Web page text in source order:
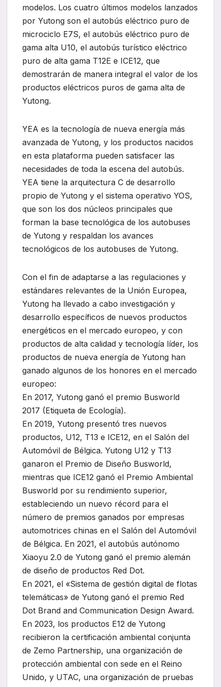
modelos. Los cuatro últimos modelos lanzados
por Yutong son el autobús eléctrico puro de
microciclo E7S, el autobús eléctrico puro de
gama alta U10, el autobús turístico eléctrico
puro de alta gama T12E e ICE12, que
demostrarán de manera integral el valor de los
productos eléctricos puros de gama alta de
Yutong.
YEA es la tecnología de nueva energía más
avanzada de Yutong, y los productos nacidos
en esta plataforma pueden satisfacer las
necesidades de toda la escena del autobús.
YEA tiene la arquitectura C de desarrollo
propio de Yutong y el sistema operativo YOS,
que son los dos núcleos principales que
forman la base tecnológica de los autobuses
de Yutong y respaldan los avances
tecnológicos de los autobuses de Yutong.
Con el fin de adaptarse a las regulaciones y
estándares relevantes de la Unión Europea,
Yutong ha llevado a cabo investigación y
desarrollo específicos de nuevos productos
energéticos en el mercado europeo, y con
productos de alta calidad y tecnología líder, los
productos de nueva energía de Yutong han
ganado algunos de los honores en el mercado
europeo:
En 2017, Yutong ganó el premio Busworld
2017 (Etiqueta de Ecología).
En 2019, Yutong presentó tres nuevos
productos, U12, T13 e ICE12, en el Salón del
Automóvil de Bélgica. Yutong U12 y T13
ganaron el Premio de Diseño Busworld,
mientras que ICE12 ganó el Premio Ambiental
Busworld por su rendimiento superior,
estableciendo un nuevo récord para el
número de premios ganados por empresas
automotrices chinas en el Salón del Automóvil
de Bélgica. En 2021, el autobús autónomo
Xiaoyu 2.0 de Yutong ganó el premio alemán
de diseño de productos Red Dot.
En 2021, el «Sistema de gestión digital de flotas
telemáticas» de Yutong ganó el premio Red
Dot Brand and Communication Design Award.
En 2023, los productos E12 de Yutong
recibieron la certificación ambiental conjunta
de Zemo Partnership, una organización de
protección ambiental con sede en el Reino
Unido, y UTAC, una organización de pruebas